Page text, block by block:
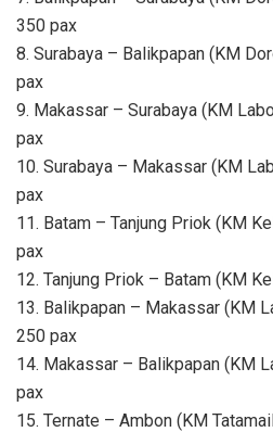
350 pax
8. Surabaya – Balikpapan (KM
pax
9. Makassar – Surabaya (KM
pax
10. Surabaya – Makassar (KM
pax
11. Batam – Tanjung Priok (KM
pax
12. Tanjung Priok – Batam (KM
13. Balikpapan – Makassar (KM
250 pax
14. Makassar – Balikpapan (KM
pax
15. Ternate – Ambon (KM